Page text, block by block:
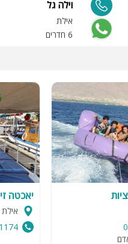
וילה גל
אילת
6 חדרים
יאכטה
אילת